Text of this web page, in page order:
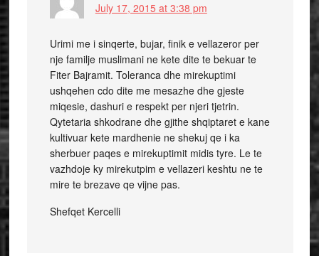
July 17, 2015 at 3:38 pm
Urimi me i sinqerte, bujar, finik e vellazeror per
nje familje muslimani ne kete dite te bekuar te
Fiter Bajramit. Toleranca dhe mirekuptimi
ushqehen cdo dite me mesazhe dhe gjeste
miqesie, dashuri e respekt per njeri tjetrin.
Qytetaria shkodrane dhe gjithe shqiptaret e kane
kultivuar kete mardhenie ne shekuj qe i ka
sherbuer paqes e mirekuptimit midis tyre. Le te
vazhdoje ky mirekutpim e vellazeri keshtu ne te
mire te brezave qe vijne pas.
Shefqet Kercelli